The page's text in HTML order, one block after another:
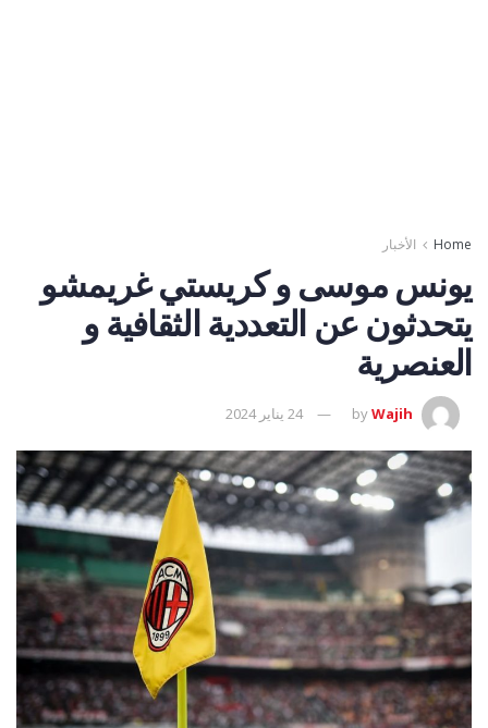
Home الأخبار
يونس موسى و كريستي غريمشو
يتحدثون عن التعددية الثقافية و
العنصرية
byWajih 24 يناير 2024